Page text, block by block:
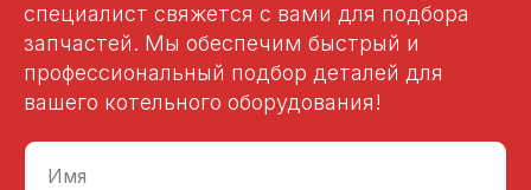
специалист свяжется с вами для подбора
запчастей. Мы обеспечим быстрый и
профессиональный подбор деталей для
вашего котельного оборудования!
Имя